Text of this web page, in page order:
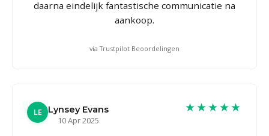
daarna eindelijk fantastische communicatie na
aankoop.
via Trustpilot Beoordelingen
LE
Lynsey Evans
10 Apr 2025
★★★★★